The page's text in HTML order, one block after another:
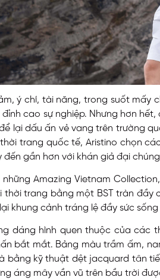
ý chí, tài năng, trong suốt mấy
cao sự nghiệp. Nhưng hơn
lại dấu ấn vẻ vang trên trường
trang quốc tế, Aristino chọn
đến gần hơn với khán giả đại
những Amazing Vietnam
thời trang bằng một BST tràn đầy
khung cảnh tráng lệ đầy sức
dáng hình quen thuộc của các
bắt mắt. Bảng màu trầm ấm,
bằng kỹ thuật dệt jacquard tân
áng mây vần vũ trên bầu trời